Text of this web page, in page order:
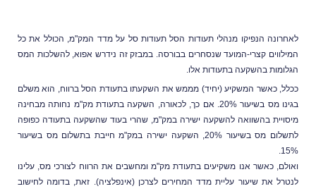
הנפיקו מנהלי תעודות הסל תעודות סל על מדד המק"מ, הכולל את כל
קצרי-המועד שנסחרים בבורסה. במבזק זה נידרש אפוא, להשלכות המס
בהשקעה בתעודות אלו.
כאשר המשקיע (יחיד) מממש את השקעתו בתעודת הסל ברווח, הוא משלם
בגינו מס בשיעור 20%. אם כך, לכאורה, השקעה בתעודת מק"מ נחותה מבחינה
בהשוואה להשקעה ישירה במק"מ, שהרי בעוד שהשקעה בתעודה כפופה
לתשלום מס בשיעור 20%, השקעה ישירה במק"מ חייבת בתשלום מס בשיעור
כאשר אנו משקיעים בתעודת מק"מ ומחשבים את הרווח לצורכי מס, עלינו
את שיעור עליית מדד המחירים לצרכן (אינפלציה). זאת, בדומה לחישוב